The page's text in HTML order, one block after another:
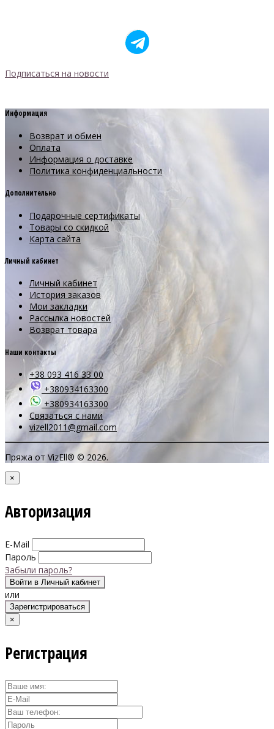
Подписаться на новости
Информация
Возврат и обмен
Оплата
Информация о доставке
Политика конфиденциальности
Дополнительно
Подарочные сертификаты
Товары со скидкой
Карта сайта
Личный кабинет
Личный кабинет
История заказов
Мои закладки
Рассылка новостей
Возврат товара
Наши контакты
+38 093 416 33 00
+380934163300
+380934163300
Связаться с нами
vizell2011@gmail.com
Пряжа от VizEll® © 2026.
×
Авторизация
E-Mail
Пароль
Забыли пароль?
Войти в Личный кабинет
или
Зарегистрироваться
×
Регистрация